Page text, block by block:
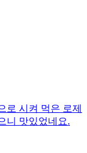
로 시켜 먹은 로제
니 맛있었네요.